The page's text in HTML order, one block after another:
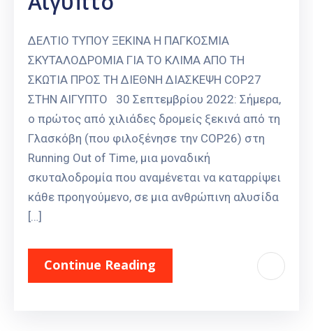
ΔΕΛΤΙΟ ΤΥΠΟΥ ΞΕΚΙΝΑ Η ΠΑΓΚΟΣΜΙΑ
ΣΚΥΤΑΛΟΔΡΟΜΙΑ ΓΙΑ ΤΟ ΚΛΙΜΑ ΑΠΟ ΤΗ
ΣΚΩΤΙΑ ΠΡΟΣ ΤΗ ΔΙΕΘΝΗ ΔΙΑΣΚΕΨΗ COP27
ΣΤΗΝ ΑΙΓΥΠΤΟ 30 Σεπτεμβρίου 2022: Σήμερα,
ο πρώτος από χιλιάδες δρομείς ξεκινά από τη
Γλασκόβη (που φιλοξένησε την COP26) στη
Running Out of Time, μια μοναδική
σκυταλοδρομία που αναμένεται να καταρρίψει
κάθε προηγούμενο, σε μια ανθρώπινη αλυσίδα
[…]
Continue Reading